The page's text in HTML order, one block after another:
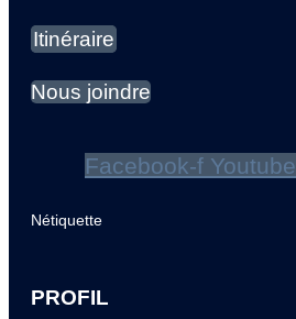
Itinéraire
Nous joindre
Facebook-f Youtube
Nétiquette
PROFIL